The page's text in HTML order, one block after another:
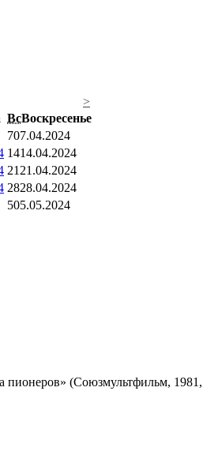
>
ВсВоскресенье
707.04.2024
1414.04.2024
21 21.04.2024
2828.04.2024
505.05.2024
(Союзмультфильм,